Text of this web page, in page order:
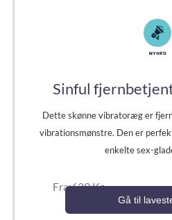
Sinful
Dette skønne vibratoræg er
vibrationsmønstre. Den er
enkelte sex-
Fra:639 Kr.
Gå til